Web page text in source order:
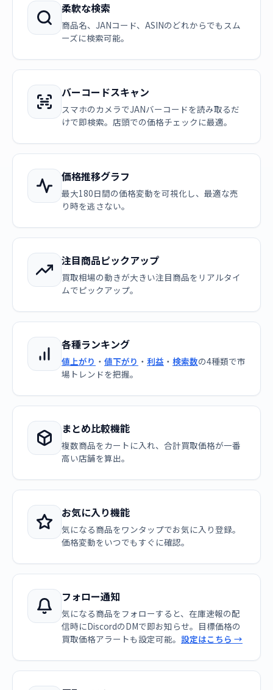
柔軟な検索
商品名、JANコード、ASINのどれからでもスム
ーズに検索可能。
バーコードスキャン
スマホのカメラでJANバーコードを読み取るだ
けで即検索。店頭での価格チェックに最適。
価格推移グラフ
最大180日間の価格変動を可視化し、最適な売
り時を逃さない。
注目商品ピックアップ
買取相場の動きが大きい注目商品をリアルタイ
ムでピックアップ。
各種ランキング
値上がり ・ 値下がり ・ 利益 ・ 検索数の4種類で市
場トレンドを把握。
まとめ比較機能
複数商品をカートに入れ、合計買取価格が一番
高い店舗を算出。
お気に入り機能
気になる商品をワンタップでお気に入り登録。
価格変動をいつでもすぐに確認。
フォロー通知
気になる商品をフォローすると、在庫速報の配
信時にDiscordのDMで即お知らせ。目標価格の
買取価格アラートも設定可能。 設定はこちら →